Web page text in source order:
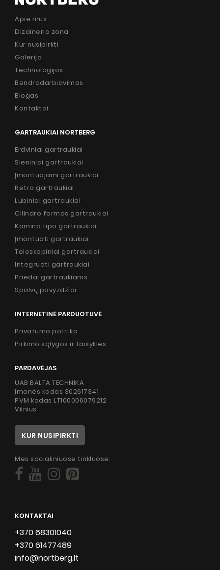
Apie mus
Dizainerio zona
Kur nusipirkti
Galerija
Technologijos
Bendradarbiavimas
Blogas
Kontaktai
GARTRAUKIAI NORTBERG
Erdviniai gartraukiai
Sieniniai gartraukiai
Įmontuojami gartraukiai
Retro gartraukiai
Lubiniai gartraukiai
Cilindro formos gartraukiai
Kamino tipo gartraukiai
Įmontuoti gartraukiai
Teleskopiniai gartraukiai
Integruoti gartraukiai
Priedai gartraukiams
Spalvų pavyzdžiai
INTERNETINĖ PARDUOTUVĖ
Privatumo politika
Pirkimo sąlygos ir taisyklės
PARDAVĖJAS
UAB BALTA TECHNIKA
Įmonės kodas 302617341
PVM kodas LT100006079212
Vilnius
KUR NUSIPIRKTI
Mes socialiniuose tinkluose:
KONTAKTAI
+370 68301040
+370 61477489
info@nortberg.lt